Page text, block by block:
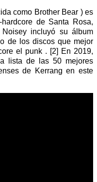
como Brother Bear ) es
de Santa Rosa,
incluyó su álbum
de los discos que mejor
el punk . [2] En 2019,
lista de las 50 mejores
de Kerrang en este